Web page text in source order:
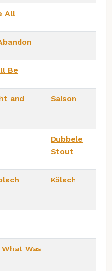
All
Be
and
Saison
Dubbele
Stout
Kölsch
Was